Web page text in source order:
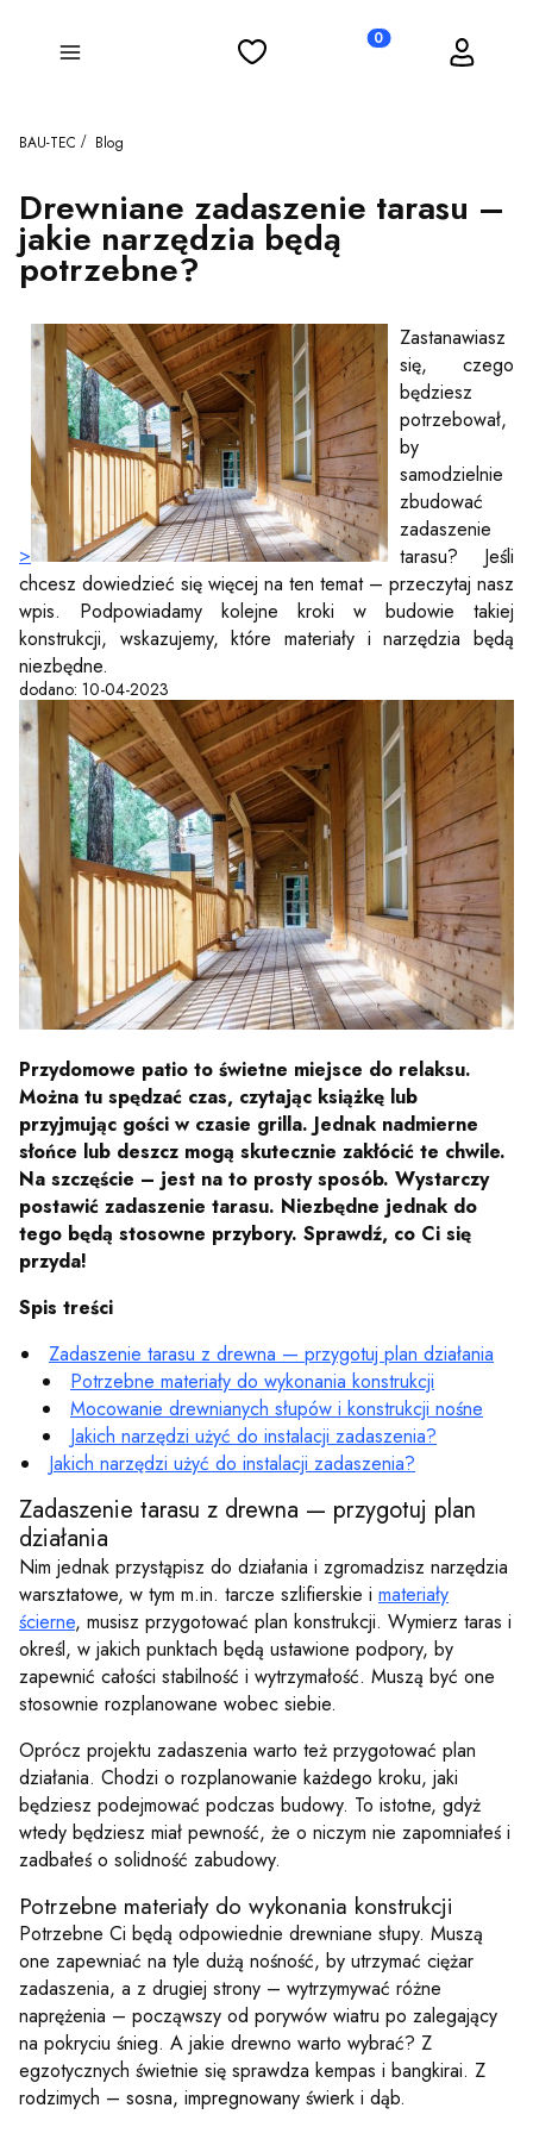
Menu Ulubione Produkty w koszyku:
Koszyk Zaloguj się
BAU-TEC Blog
Drewniane zadaszenie tarasu –
jakie narzędzia będą
potrzebne?
>
Zastanawiasz
się, czego
będziesz
potrzebował,
by
samodzielnie
zbudować
zadaszenie
tarasu? Jeśli
chcesz dowiedzieć się więcej na ten temat – przeczytaj nasz
wpis. Podpowiadamy kolejne kroki w budowie takiej
konstrukcji, wskazujemy, które materiały i narzędzia będą
niezbędne.
dodano: 10-04-2023
Przydomowe patio to świetne miejsce do relaksu.
Można tu spędzać czas, czytając książkę lub
przyjmując gości w czasie grilla. Jednak nadmierne
słońce lub deszcz mogą skutecznie zakłócić te chwile.
Na szczęście – jest na to prosty sposób. Wystarczy
postawić zadaszenie tarasu. Niezbędne jednak do
tego będą stosowne przybory. Sprawdź, co Ci się
przyda!
Spis treści
Zadaszenie tarasu z drewna — przygotuj plan działania
Potrzebne materiały do wykonania konstrukcji
Mocowanie drewnianych słupów i konstrukcji nośne
Jakich narzędzi użyć do instalacji zadaszenia?
Jakich narzędzi użyć do instalacji zadaszenia?
Zadaszenie tarasu z drewna — przygotuj plan
działania
Nim jednak przystąpisz do działania i zgromadzisz narzędzia
warsztatowe, w tym m.in. tarcze szlifierskie i materiały
ścierne, musisz przygotować plan konstrukcji. Wymierz taras i
określ, w jakich punktach będą ustawione podpory, by
zapewnić całości stabilność i wytrzymałość. Muszą być one
stosownie rozplanowane wobec siebie.
Oprócz projektu zadaszenia warto też przygotować plan
działania. Chodzi o rozplanowanie każdego kroku, jaki
będziesz podejmować podczas budowy. To istotne, gdyż
wtedy będziesz miał pewność, że o niczym nie zapomniałeś i
zadbałeś o solidność zabudowy.
Potrzebne materiały do wykonania konstrukcji
Potrzebne Ci będą odpowiednie drewniane słupy. Muszą
one zapewniać na tyle dużą nośność, by utrzymać ciężar
zadaszenia, a z drugiej strony – wytrzymywać różne
naprężenia – począwszy od porywów wiatru po zalegający
na pokryciu śnieg. A jakie drewno warto wybrać? Z
egzotycznych świetnie się sprawdza kempas i bangkirai. Z
rodzimych – sosna, impregnowany świerk i dąb.